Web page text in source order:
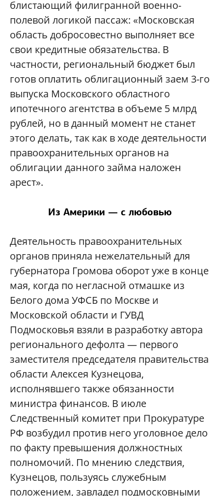
блистающий филигранной военно-
полевой логикой пассаж: «Московская
область добросовестно выполняет все
свои кредитные обязательства. В
частности, региональный бюджет был
готов оплатить облигационный заем 3-го
выпуска Московского областного
ипотечного агентства в объеме 5 млрд
рублей, но в данный момент не станет
этого делать, так как в ходе деятельности
правоохранительных органов на
облигации данного займа наложен
арест».
Из Америки — с любовью
Деятельность правоохранительных
органов приняла нежелательный для
губернатора Громова оборот уже в конце
мая, когда по негласной отмашке из
Белого дома УФСБ по Москве и
Московской области и ГУВД
Подмосковья взяли в разработку автора
регионального дефолта — первого
заместителя председателя правительства
области Алексея Кузнецова,
исполнявшего также обязанности
министра финансов. В июле
Следственный комитет при Прокуратуре
РФ возбудил против него уголовное дело
по факту превышения должностных
полномочий. По мнению следствия,
Кузнецов, пользуясь служебным
положением, завладел подмосковными